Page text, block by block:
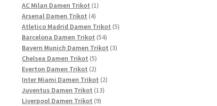
Produkte
AC Milan Damen Trikot 11
Arsenal Damen Trikot 44
Produkte
Atletico Madrid Damen Trikot 55
Barcelona Damen Trikot 5454
Produkte
Bayern Munich Damen Trikot 33
Chelsea Damen Trikot 55
Produkte
Everton Damen Trikot 22
Produkte
Inter Miami Damen Trikot 22
Juventus Damen Trikot 1313
Liverpool Damen Trikot 99